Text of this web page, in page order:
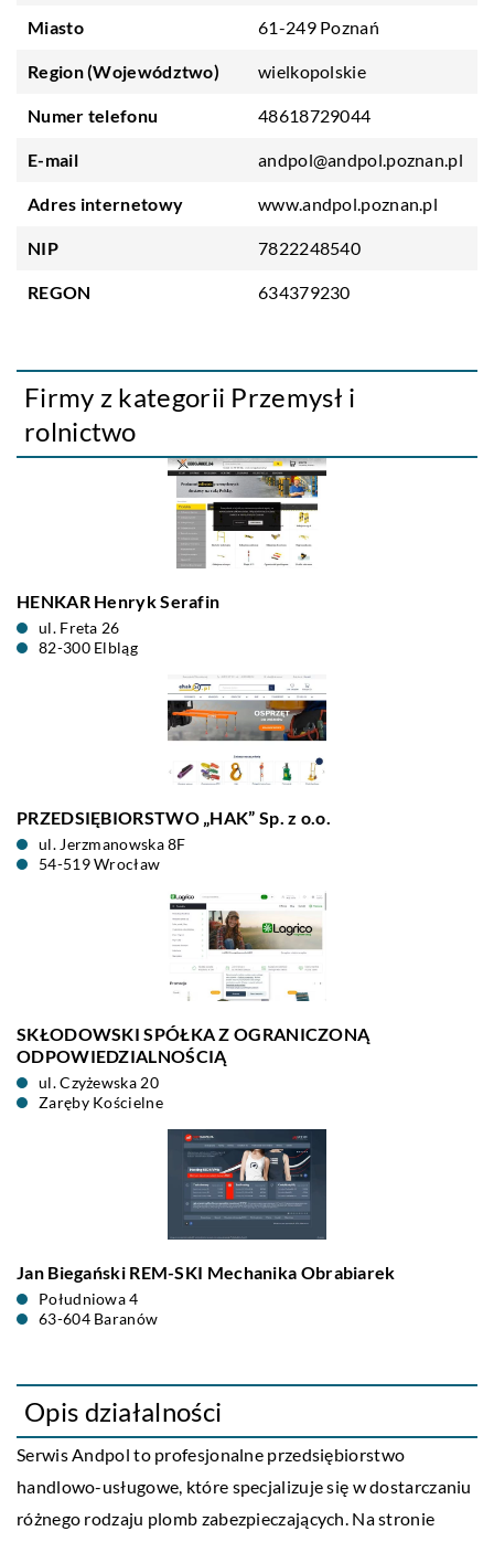
Miasto 61-249 Poznań
Region (Województwo) wielkopolskie
Numer telefonu 48618729044
E-mail andpol@andpol.poznan.pl
Adres internetowy www.andpol.poznan.pl
NIP 7822248540
REGON 634379230
Firmy z kategorii Przemysł i
rolnictwo
HENKAR Henryk Serafin
ul. Freta 26
82-300 Elbląg
PRZEDSIĘBIORSTWO „HAK” Sp. z o.o.
ul. Jerzmanowska 8F
54-519 Wrocław
SKŁODOWSKI SPÓŁKA Z OGRANICZONĄ
ODPOWIEDZIALNOŚCIĄ
ul. Czyżewska 20
Zaręby Kościelne
Jan Biegański REM-SKI Mechanika Obrabiarek
Południowa 4
63-604 Baranów
Opis działalności
SerwisAndpol to profesjonalne przedsiębiorstwo
handlowo-usługowe, które specjalizuje się w dostarczaniu
różnego rodzaju plomb zabezpieczających. Na stronie